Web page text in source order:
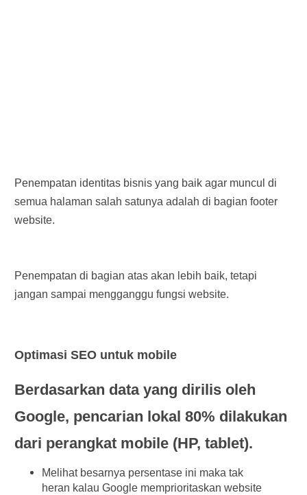
Penempatan identitas bisnis yang baik agar muncul di
semua halaman salah satunya adalah di bagian footer
website.
Penempatan di bagian atas akan lebih baik, tetapi
jangan sampai mengganggu fungsi website.
Optimasi SEO untuk mobile
Berdasarkan data yang dirilis oleh
Google, pencarian lokal 80% dilakukan
dari perangkat mobile (HP, tablet).
Melihat besarnya persentase ini maka tak
heran kalau Google memprioritaskan website